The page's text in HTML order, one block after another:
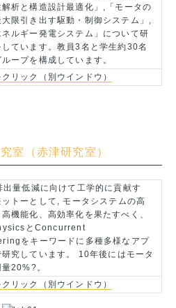
解析と構造設計最適化」,「モータの
限引き出す駆動・制御システム」,
ネルギー発電システム」について研
しています。教員3名と学生約30名
ープを構成しています。
リック（別ウインドウ）
室（赤津研究室）
出量低減に向けて工学的に貢献す
ットーとして, モータシステムの高
機能化、高効率化を果たすべく、
とConcurrent
をキーワードに多種多様なアプ
研究しています。 10年後にはモータ
20%?。
リック（別ウインドウ）